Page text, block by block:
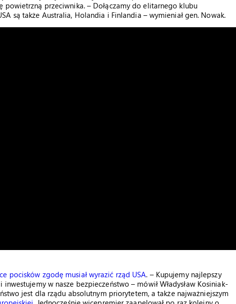
powietrzną przeciwnika. – Dołączamy do elitarnego klubu
są także Australia, Holandia i Finlandia – wymieniał gen. Nowak.
pocisków zgodę musiał wyrazić rząd USA. – Kupujemy najlepszy
w nasze bezpieczeństwo – mówił Władysław Kosiniak-
jest dla rządu absolutnym priorytetem, a także najważniejszym